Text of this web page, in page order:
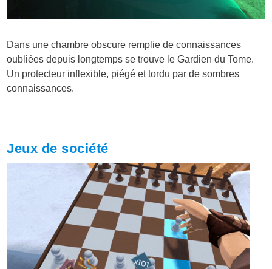
Dans une chambre obscure remplie de connaissances
oubliées depuis longtemps se trouve le Gardien du Tome.
Un protecteur inflexible, piégé et tordu par de sombres
connaissances.
Jeux de société